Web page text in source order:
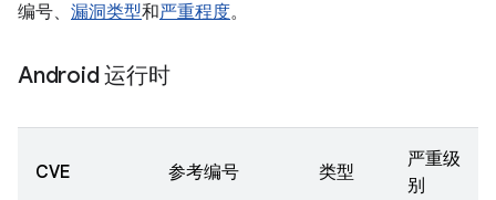
编号、 漏洞类型和严重程度。
Android 运行时
CVE 参考编号 类型
严重级
别